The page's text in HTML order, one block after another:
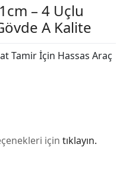
– 4 Uçlu
A Kalite
Tamir İçin Hassas Araç
için tıklayın.